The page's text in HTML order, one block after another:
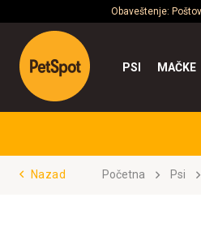
Obaveštenje:
PSI MAČKE
Nazad Početna Psi